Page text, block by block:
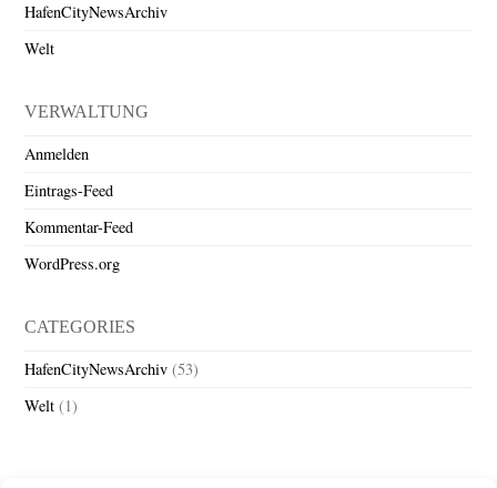
HafenCityNewsArchiv
Welt
VERWALTUNG
Anmelden
Eintrags-Feed
Kommentar-Feed
WordPress.org
CATEGORIES
HafenCityNewsArchiv (53)
Welt (1)